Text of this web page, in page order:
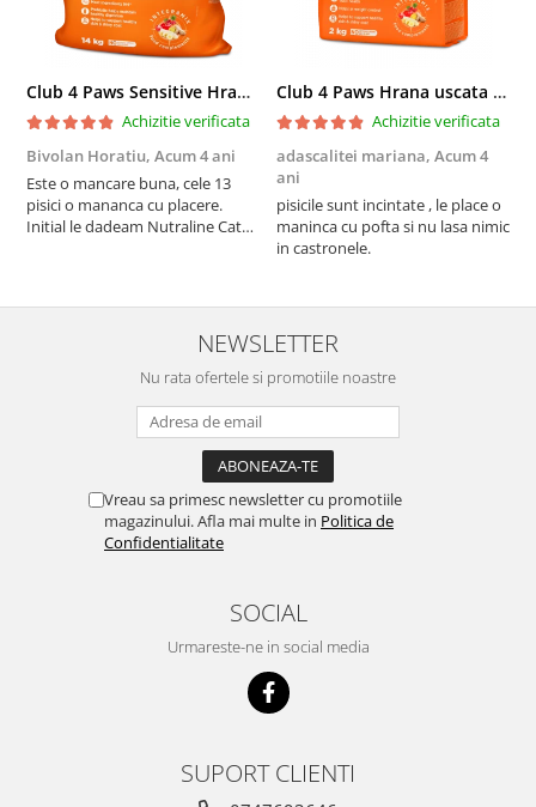
Club 4 Paws Sensitive Hrana uscata pisici adulte, 14kg
Achizitie verificata
Bivolan Horatiu, Acum 4 ani
Este o mancare buna, cele 13
pisici o mananca cu placere.
Initial le dadeam Nutraline Cat
nu o mananca cu placere. Eu
sunt multumit si voi continua cu
Club 4 Paws Hrana uscata pisici sterilizate, 2kg
Achizitie verificata
adascalitei mariana, Acum 4
ani
pisicile sunt incintate , le place o
maninca cu pofta si nu lasa nimic
in castronele.
NEWSLETTER
Nu rata ofertele si promotiile noastre
Vreau sa primesc newsletter cu promotiile
magazinului. Afla mai multe in Politica de
Confidentialitate
SOCIAL
Urmareste-ne in social media
SUPORT CLIENTI